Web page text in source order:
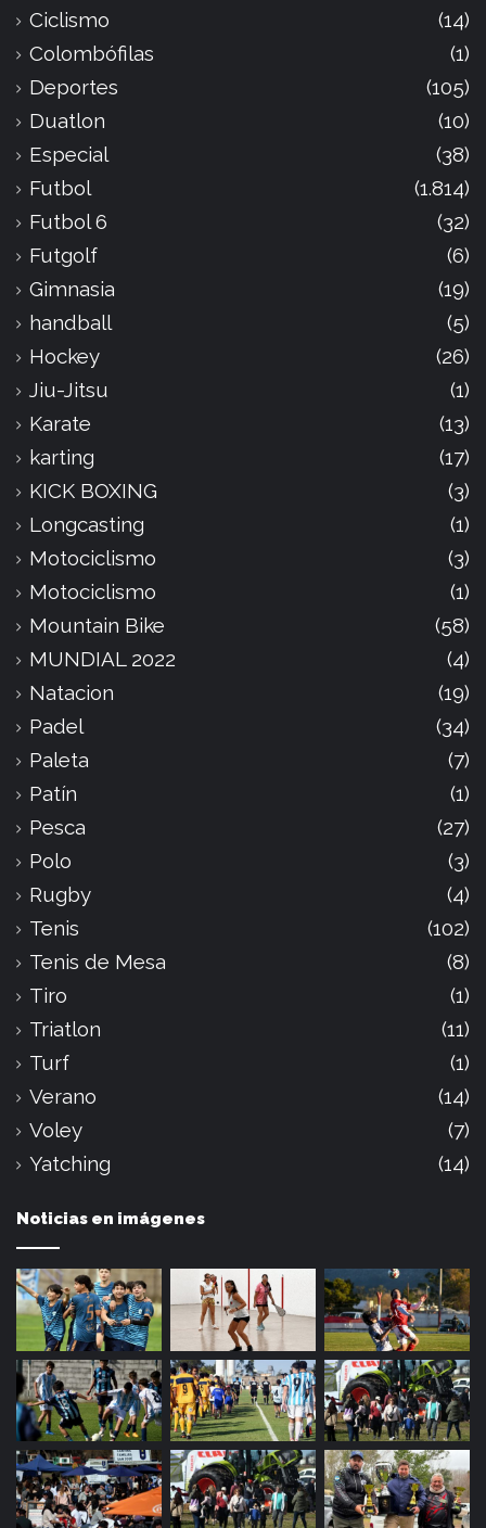
Ciclismo
(14)
Colombófilas
(1)
Deportes
(105)
Duatlon
(10)
Especial
(38)
Futbol
(1.814)
Futbol 6
(32)
Futgolf
(6)
Gimnasia
(19)
handball
(5)
Hockey
(26)
Jiu-Jitsu
(1)
Karate
(13)
karting
(17)
KICK BOXING
(3)
Longcasting
(1)
Motociclismo
(3)
Motociclismo
(1)
Mountain Bike
(58)
MUNDIAL 2022
(4)
Natacion
(19)
Padel
(34)
Paleta
(7)
Patín
(1)
Pesca
(27)
Polo
(3)
Rugby
(4)
Tenis
(102)
Tenis de Mesa
(8)
Tiro
(1)
Triatlon
(11)
Turf
(1)
Verano
(14)
Voley
(7)
Yatching
(14)
Noticias en imágenes